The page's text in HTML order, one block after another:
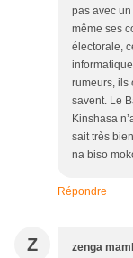
pas avec un
même ses
électorale,
rumeurs, ils
savent. Le
Kinshasa
sait très
na biso
Répondre
Z zenga